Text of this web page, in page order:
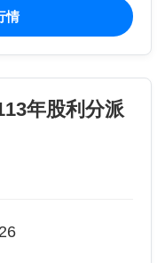
情
年股利分派